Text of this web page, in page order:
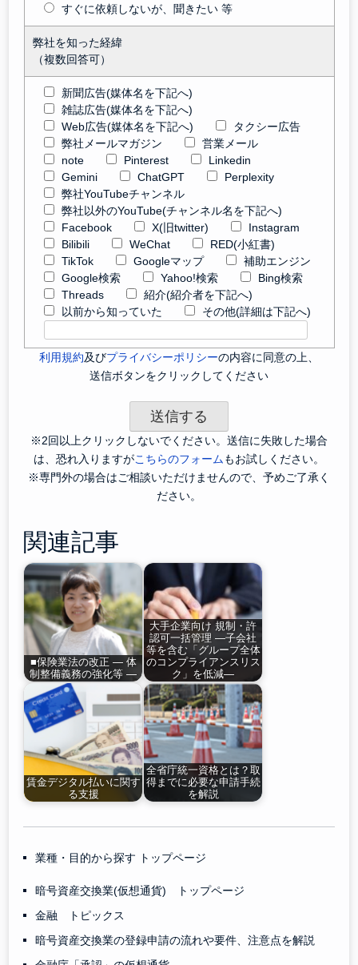
すぐに依頼しないが、聞きたい 等
弊社を知った経緯
（複数回答可）
新聞広告(媒体名を下記へ)
雑誌広告(媒体名を下記へ)
Web広告(媒体名を下記へ)
タクシー広告
弊社メールマガジン
営業メール
note
Pinterest
Linkedin
Gemini
ChatGPT
Perplexity
弊社YouTubeチャンネル
弊社以外のYouTube(チャンネル名を下記へ)
Facebook
X(旧twitter)
Instagram
Bilibili
WeChat
RED(小紅書)
TikTok
Googleマップ
補助エンジン
Google検索
Yahoo!検索
Bing検索
Threads
紹介(紹介者を下記へ)
以前から知っていた
その他(詳細は下記へ)
利用規約及びプライバシーポリシーの内容に同意の上、
送信ボタンをクリックしてください
※2回以上クリックしないでください。送信に失敗した場合
は、恐れ入りますがこちらのフォームもお試しください。
※専門外の場合はご相談いただけませんので、予めご了承く
ださい。
関連記事
■保険業法の改正 ― 体
制整備義務の強化等 ―
大手企業向け 規制・許
認可一括管理 ―子会社
等を含む「グループ全体
のコンプライアンスリス
ク」を低減―
賃金デジタル払いに関す
る支援
全省庁統一資格とは？取
得までに必要な申請手続
を解説
業種・目的から探す トップページ
暗号資産交換業(仮想通貨) トップページ
金融 トピックス
暗号資産交換業の登録申請の流れや要件、注意点を解説